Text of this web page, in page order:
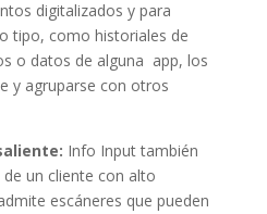
digitalizados y para
tipo, como historiales de
o datos de alguna app, los
y agruparse con otros
Info Input también
un cliente con alto
escáneres que pueden